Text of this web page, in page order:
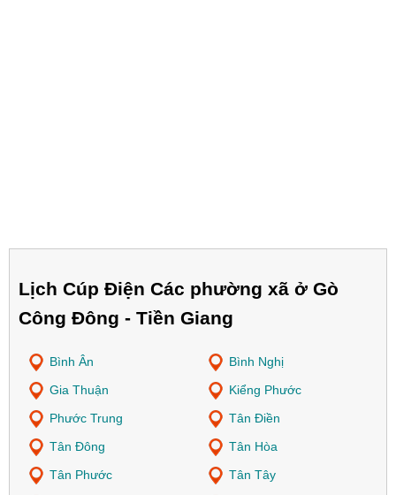
Lịch Cúp Điện Các phường xã ở Gò
Công Đông - Tiền Giang
Bình Ân
Bình Nghị
Gia Thuận
Kiểng Phước
Phước Trung
Tân Điền
Tân Đông
Tân Hòa
Tân Phước
Tân Tây